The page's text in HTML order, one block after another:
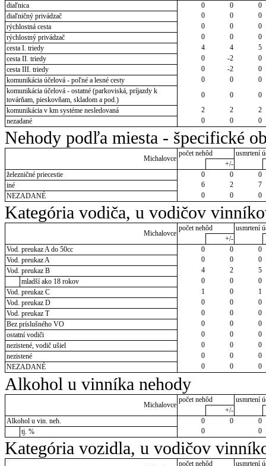
diaľnica
0 0
0
diaľničný privádzač
0 0
0
rýchlostná cesta
0 0
0
rýchlostný privádzač
0 0
0
cesta I. triedy
4 4
5
cesta II. triedy
0 -2
0
cesta III. triedy
0 -2
0
komunikácia účelová - poľné a lesné cesty
0 0
0
komunikácia účelová - ostatné (parkoviská, príjazdy k
továrňam, pieskovňam, skladom a pod.)
0 0
0
komunikácia v km systéme nesledovaná
2 2
2
nezadané
0 0 0
Nehody podľa miesta - špecifické
Michalovce
počet nehôd
usmrtení
+/-
železničné priecestie
0 0
0
iné
6 2
7
NEZADANÉ
0 0 0
Kategória vodiča, u vodičov
Michalovce
počet nehôd
usmrtení
+/-
Vod. preukaz A do 50cc
0 0
0
Vod. preukaz A
0 0
0
Vod. preukaz B
4 2
5
mladší ako 18 rokov
0 0
0
Vod. preukaz C
1 0
1
Vod. preukaz D
0 0
0
Vod. preukaz T
0 0
0
Bez príslušného VO
0 0
0
ostatní vodiči
0 0
0
nezistené, vodič ušiel
0 0
0
nezistené
0 0
0
NEZADANÉ
0 0 0
Alkohol u vinníka nehody
Michalovce
počet nehôd
usmrtení
+/-
Alkohol u vin. neh.
0 0
0
tj. %
0 0
Kategória vozidla, u vodičov
počet nehôd
usmrtení